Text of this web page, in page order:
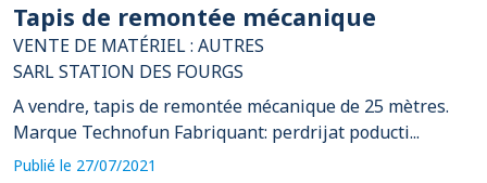
Tapis de remontée mécanique
VENTE DE MATÉRIEL : AUTRES
SARL STATION DES FOURGS
A vendre, tapis de remontée mécanique de 25 mètres.
Marque Technofun Fabriquant: perdrijat poducti...
Publié le 27/07/2021